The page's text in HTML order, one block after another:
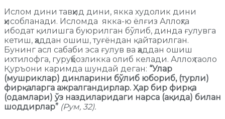
Ислом дини тавҳид дини, якка худолик дини
ҳисобланади. Исломда якка-ю ёлғиз Аллоҳга
ибодат қилишга буюрилган бўлиб, динда ғулувга
кетиш, ҳаддан ошиш, туғёндан қайтарилган.
Бунинг асл сабаби эса ғулув ва ҳаддан ошиш
ихтилофга, гуруҳбозликка олиб келади. Аллоҳ таоло
Қуръони каримда шундай деган: “Улар
(мушриклар) динларини бўлиб юбориб, (турли)
фирқаларга ажралгандирлар. Ҳар бир фирқа
(одамлари) ўз наздиларидаги нарса (ақида) билан
шоддирлар” (Рум, 32).